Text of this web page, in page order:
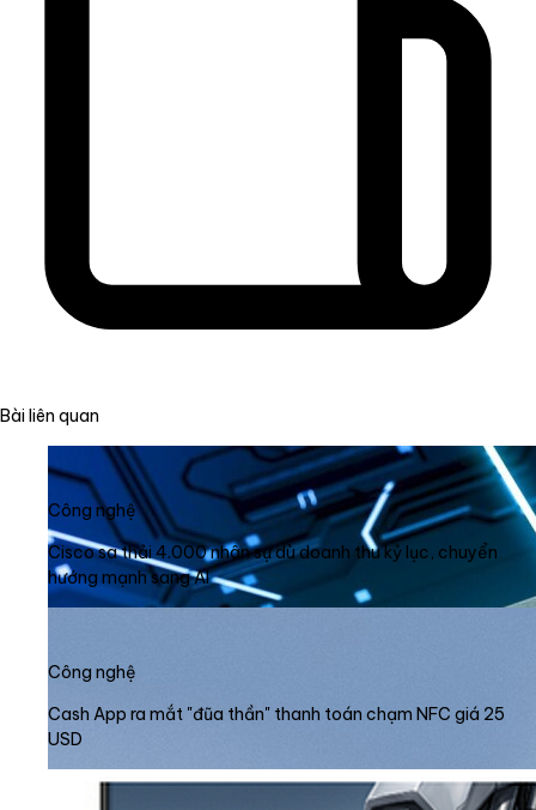
Bài liên quan
Công nghệ
Cisco sa thải 4.000 nhân sự dù doanh thu kỷ lục, chuyển
hướng mạnh sang AI
Công nghệ
Cash App ra mắt "đũa thần" thanh toán chạm NFC giá 25
USD